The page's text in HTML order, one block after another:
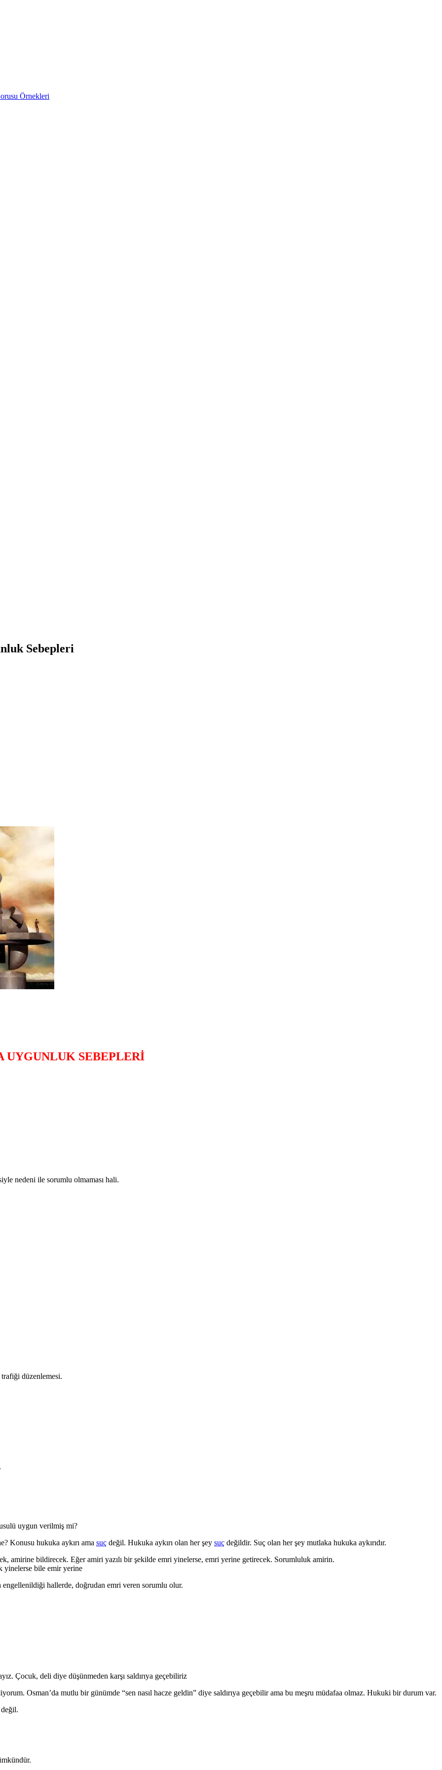
Örnekleri
Sebepleri
UYGUNLUK SEBEPLERİ
nedeni ile sorumlu olmaması hali.
düzenlemesi.
uygun verilmiş mi?
Konusu hukuka aykırı ama suç değil. Hukuka aykırı olan her şey suç değildir. Suç olan her şey mutlaka hukuka aykırıdır.
amirine bildirecek. Eğer amiri yazılı bir şekilde emri yinelerse, emri yerine getirecek. Sorumluluk amirin.
yinelerse bile emir yerine
engellenildiği hallerde, doğrudan emri veren sorumlu olur.
Çocuk, deli diye düşünmeden karşı saldırıya geçebiliriz
Osman’da mutlu bir günümde “sen nasıl hacze geldin” diye saldırıya geçebilir ama bu meşru müdafaa olmaz. Hukuki bir durum var.